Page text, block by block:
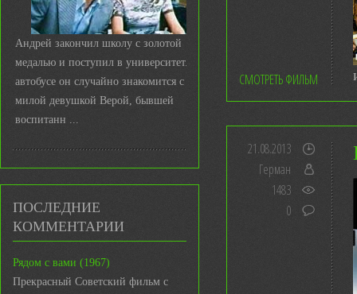
Андрей закончил школу с золотой
медалью и поступил в университет. В
автобусе он случайно знакомится с
милой девушкой Верой, бывшей
воспитанн ...
ПОСЛЕДНИЕ
КОММЕНТАРИИ
Рядом с вами (1967)
Прекрасный Советский фильм с
СМОТРЕТЬ ФИЛЬМ
21.08.2013
Герман
1483
0